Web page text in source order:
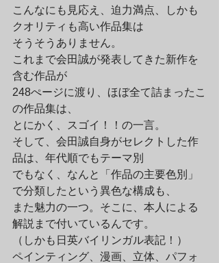
こんなにも見応え、迫力満点、しかも
クオリティも高い作品集は
そうそうありません。
これまで会田誠が発表してきた新作を
含む作品が
248ぺージに渡り、ほぼ全て詰まったこ
の作品集は、
とにかく、スゴイ！！の一言。
そして、会田誠自身がセレクトした作
品は、年代順でもテーマ別
でもなく、なんと「作品の主要色別」
で分類したという異色な構成も、
また魅力の一つ。そこに、本人による
解説まで付いているんです。
（しかも日英バイリンガル表記！）
ペインティング、漫画、立体、パフォ